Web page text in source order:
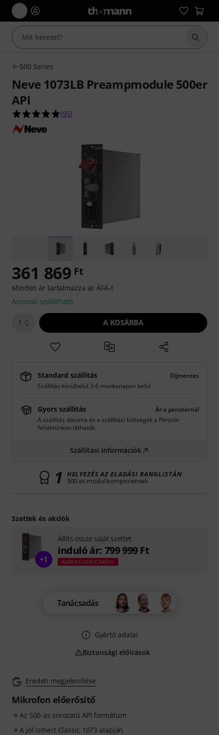
500 Series
Neve 1073LB Preampmodule 500er
API
4.9/5 csillag, összesen 95 értékelés alapján
(95)
Eredeti megjelenítése
Mikrofon előerősítő
Az 500-as sorozatú API formátum
A jól ismert Classic 1073 alapján
361 869 Ft
Minden ár tartalmazza az ÁFÁ-t
Azonnal szállítható
1 A KOSÁRBA
Standard szállítás
Díjmentes
Szállítás körülbelül 3-6 munkanapon belül
Gyors szállítás
Ár a pénztárnál
A szállítás dátuma és a szállítási költségek a Pénztár
felületünkön láthatók.
Szállítási információk
1 HELYEZÉS AZ ELADÁSI RANGLISTÁN
500-as modul komponensek
Tanácsadás
Gyártó adatai
Biztonsági előírások
Szettek és akciók
+1
Állíts össze saját szettet
induló ár: 799 999 Ft
AKÁR 8% KEDVEZMÉNY